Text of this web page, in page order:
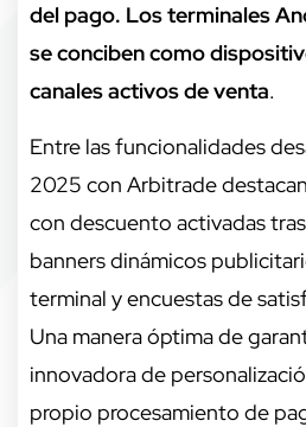
del pago. Los terminales
se conciben como
canales activos de venta.
Entre las funcionalidades
2025 con Arbitrade
con descuento activadas
banners dinámicos
terminal y encuestas de
Una manera óptima de
innovadora de
propio procesamiento de